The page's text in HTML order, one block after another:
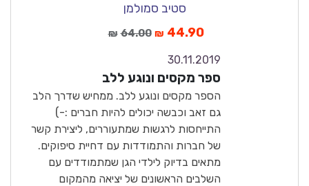
סטיב סמולמן
₪ 64.00 ₪ 44.90
30.11.2019
ספר מקסים ונוגע ללב
הספר מקסים ונוגע ללב. ממחיש שדרך הלב
גם זאב וכבשה יכולים להיות חברים :-)
התייחסות לרגשות שמתעוררים, ליצירת קשר
של חברות והתמודדות עם דחיית סיפוקים.
מתאים בדיוק לילדי הגן שמתמודדים עם
השלבים הראשונים של יציאה מהמקום